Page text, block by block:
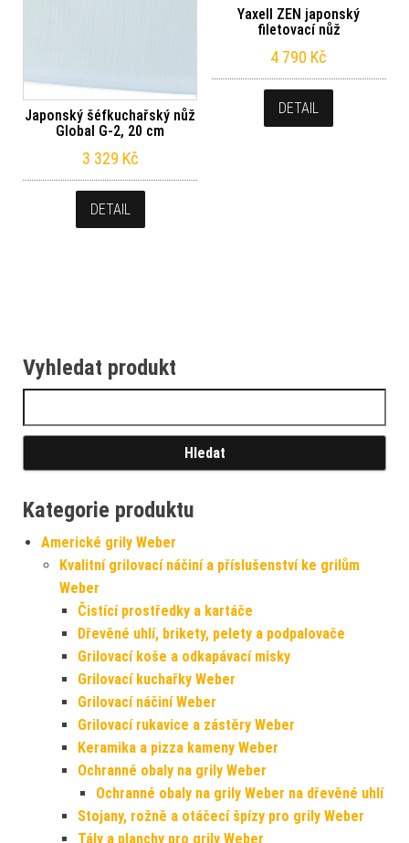
Japonský šéfkuchařský nůž
Global G-2, 20 cm
3 329 Kč
DETAIL
Yaxell ZEN japonský
filetovací nůž
4 790 Kč
DETAIL
Vyhledat produkt
Kategorie produktu
Americké grily Weber
Kvalitní grilovací náčiní a příslušenství ke grilům
Weber
Čistící prostředky a kartáče
Dřevěné uhlí, brikety, pelety a podpalovače
Grilovací koše a odkapávací misky
Grilovací kuchařky Weber
Grilovací náčiní Weber
Grilovací rukavice a zástěry Weber
Keramika a pizza kameny Weber
Ochranné obaly na grily Weber
Ochranné obaly na grily Weber na dřevěné uhlí
Stojany, rožně a otáčecí špízy pro grily Weber
Tály a planchy pro grily Weber